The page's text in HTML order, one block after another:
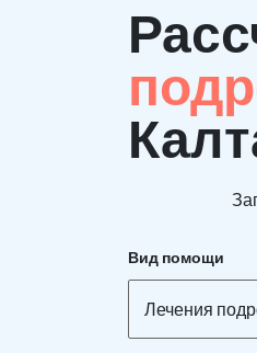
Вид помощи
Лечения